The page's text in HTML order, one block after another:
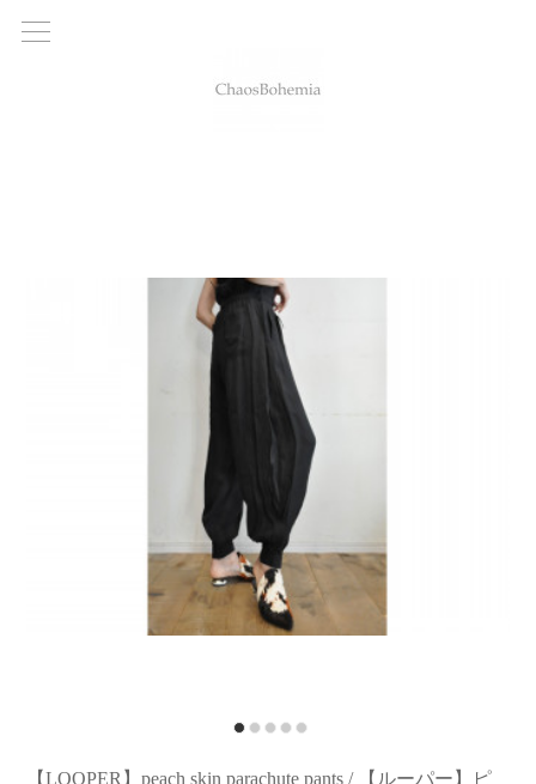
【LOOPER】peach skin parachute pants / 【ルーパー】ピ